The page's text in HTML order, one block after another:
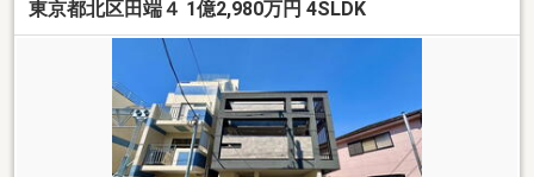
東京都北区田端４ 1億2,980万円 4SLDK